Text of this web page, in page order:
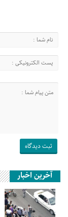
آخرین اخبار